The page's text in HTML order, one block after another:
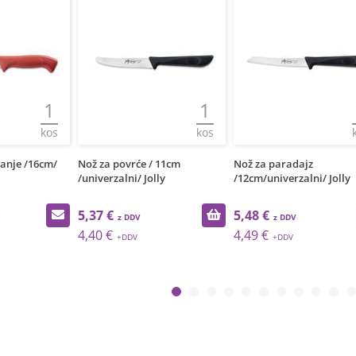
1
kos
/16cm/
1
kos
Nož za povrće / 11cm
/univerzalni/ Jolly
5,37 €
4,40 €
Nož za paradajz
/12cm/univerzalni/ Jolly
5,48 €
4,49 €